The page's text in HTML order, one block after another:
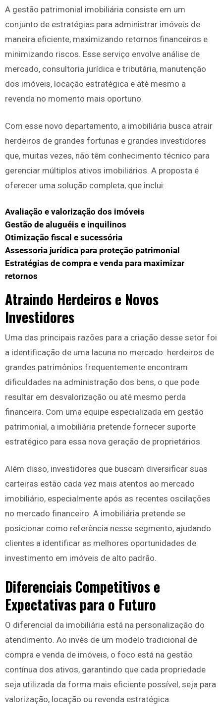
A gestão patrimonial imobiliária consiste em um
conjunto de estratégias para administrar imóveis de
maneira eficiente, maximizando retornos financeiros e
minimizando riscos. Esse serviço envolve análise de
mercado, consultoria jurídica e tributária, manutenção
dos imóveis, locação estratégica e até mesmo a
revenda no momento mais oportuno.
Com esse novo departamento, a imobiliária busca atrair
herdeiros de grandes fortunas e grandes investidores
que, muitas vezes, não têm conhecimento técnico para
gerenciar múltiplos ativos imobiliários. A proposta é
oferecer uma solução completa, que inclui:
Avaliação e valorização dos imóveis
Gestão de aluguéis e inquilinos
Otimização fiscal e sucessória
Assessoria jurídica para proteção patrimonial
Estratégias de compra e venda para maximizar
retornos
Atraindo Herdeiros e Novos
Investidores
Uma das principais razões para a criação desse setor foi
a identificação de uma lacuna no mercado: herdeiros de
grandes patrimônios frequentemente encontram
dificuldades na administração dos bens, o que pode
resultar em desvalorização ou até mesmo perda
financeira. Com uma equipe especializada em gestão
patrimonial, a imobiliária pretende fornecer suporte
estratégico para essa nova geração de proprietários.
Além disso, investidores que buscam diversificar suas
carteiras estão cada vez mais atentos ao mercado
imobiliário, especialmente após as recentes oscilações
no mercado financeiro. A imobiliária pretende se
posicionar como referência nesse segmento, ajudando
clientes a identificar as melhores oportunidades de
investimento em imóveis de alto padrão.
Diferenciais Competitivos e
Expectativas para o Futuro
O diferencial da imobiliária está na personalização do
atendimento. Ao invés de um modelo tradicional de
compra e venda de imóveis, o foco está na gestão
contínua dos ativos, garantindo que cada propriedade
seja utilizada da forma mais eficiente possível, seja para
valorização, locação ou revenda estratégica.